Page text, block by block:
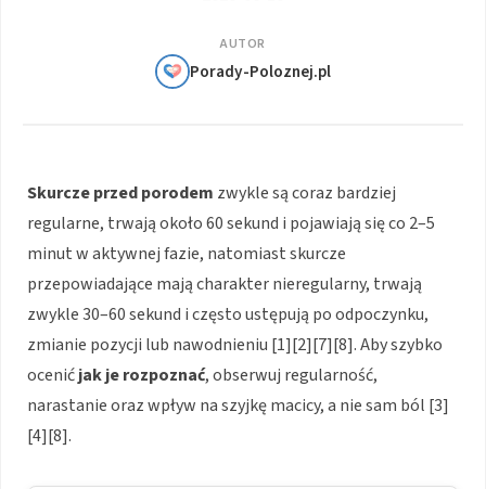
AUTOR
Porady-Poloznej.pl
Skurcze przed porodem zwykle są coraz bardziej
regularne, trwają około 60 sekund i pojawiają się co 2–5
minut w aktywnej fazie, natomiast skurcze
przepowiadające mają charakter nieregularny, trwają
zwykle 30–60 sekund i często ustępują po odpoczynku,
zmianie pozycji lub nawodnieniu [1][2][7][8]. Aby szybko
ocenićjak je rozpoznać, obserwuj regularność,
narastanie oraz wpływ na szyjkę macicy, a nie sam ból [3]
[4][8].